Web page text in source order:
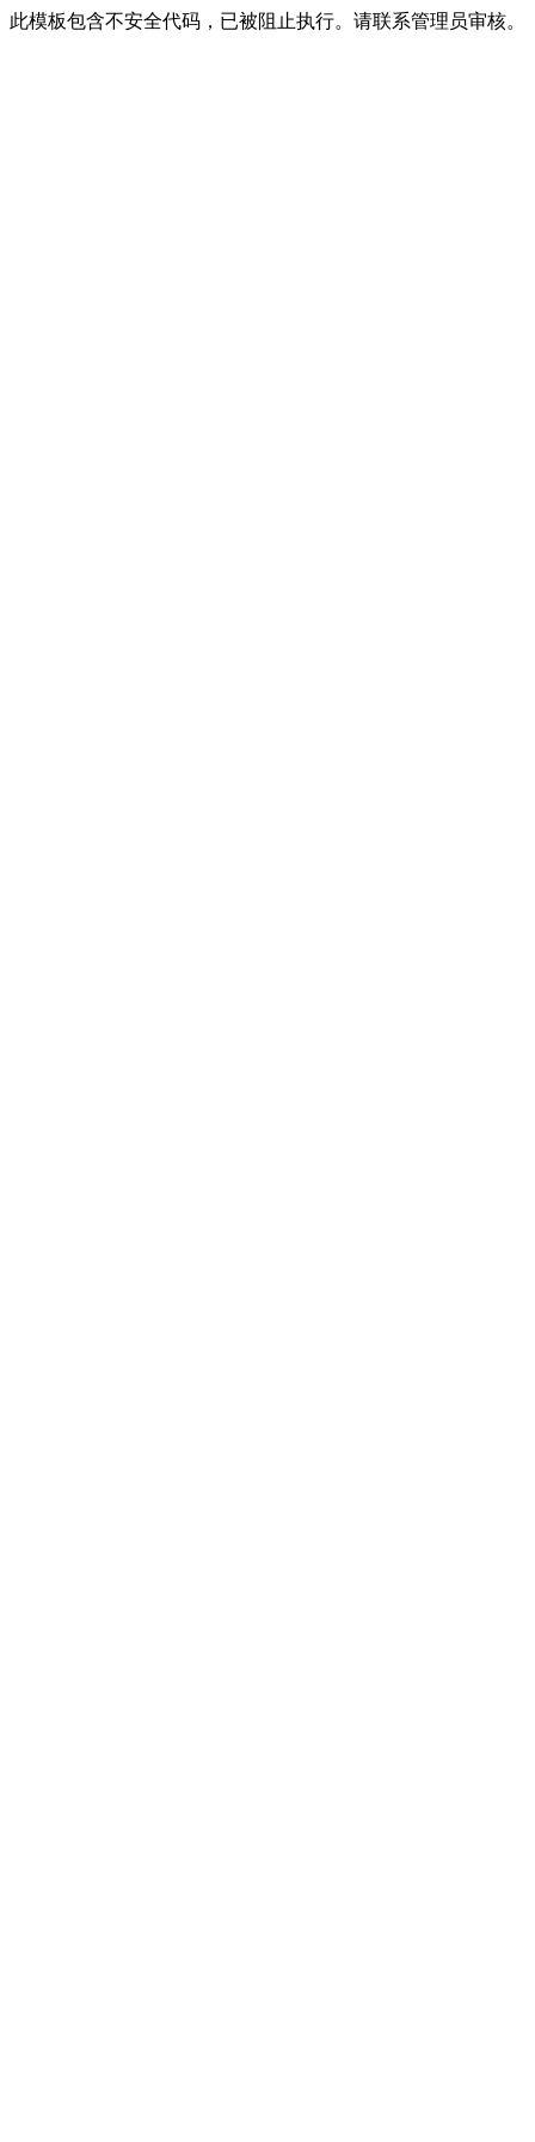
此模板包含不安全代码，已被阻止执行。请联系管理员审核。